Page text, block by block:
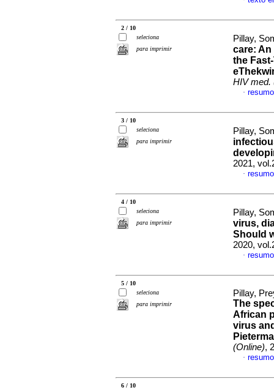
2 / 10
seleciona
para imprimir
Pillay,
care:
the
HIV med.
·
3 / 10
seleciona
para imprimir
Pillay,
2021,
·
4 / 10
seleciona
para imprimir
Pillay,
virus,
Should
2020,
·
5 / 10
seleciona
para imprimir
Pillay,
The
African
virus
(Online),
·
6 / 10